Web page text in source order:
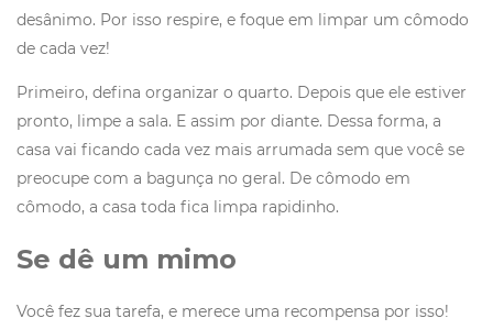
desânimo. Por isso respire, e foque em limpar um cômodo
de cada vez!
Primeiro, defina organizar o quarto. Depois que ele estiver
pronto, limpe a sala. E assim por diante. Dessa forma, a
casa vai ficando cada vez mais arrumada sem que você se
preocupe com a bagunça no geral. De cômodo em
cômodo, a casa toda fica limpa rapidinho.
Se dê um mimo
Você fez sua tarefa, e merece uma recompensa por isso!